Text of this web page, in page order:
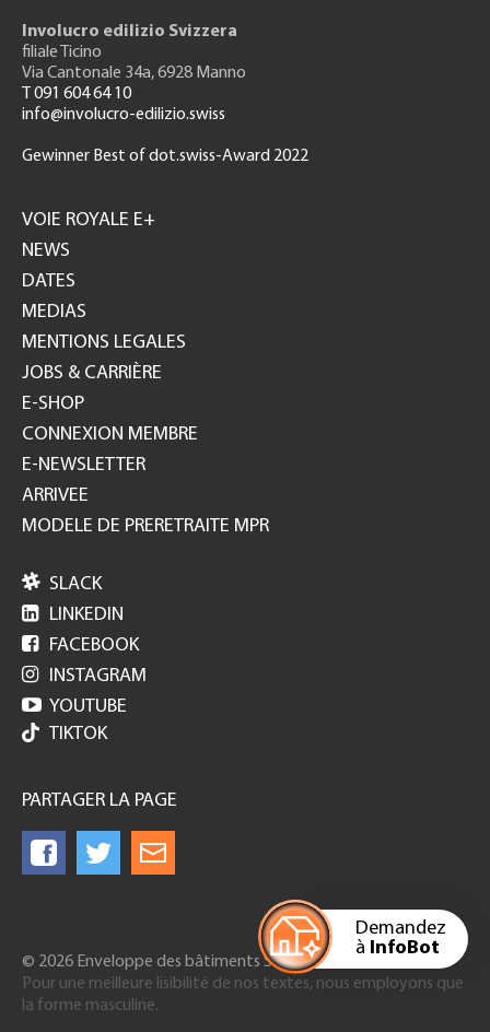
Demandez
à InfoBot
Involucro edilizio Svizzera
filiale Ticino
Via Cantonale 34a, 6928 Manno
T 091 604 64 10
info@involucro-edilizio.swiss
Gewinner Best of dot.swiss-Award 2022
GH
VOIE ROYALE E+
NEWS
DATES
MEDIAS
MENTIONS LEGALES
JOBS & CARRIÈRE
E-SHOP
CONNEXION MEMBRE
E-NEWSLETTER
ARRIVEE
MODELE DE PRERETRAITE MPR
 SLACK
 LINKEDIN
 FACEBOOK
 INSTAGRAM
 YOUTUBE
TIKTOK
PARTAGER LA PAGE
© 2026 Enveloppe des bâtiments Suisse
Pour une meilleure lisibilité de nos textes, nous employons que
la forme masculine.